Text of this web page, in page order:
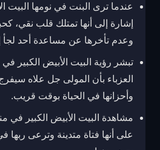
عندما ترى البنت في نومها البيت
إشارة إلى أنها تمتلك قلب نقي،
وعدم تأخرها عن مساعدة أحد لجأ
تبشر رؤية البيت الأبيض الكبير في
العزباء بأن المولى جل علاه
وأحزانها في الحياة بوقت قريب.
مشاهدة البيت الأبيض الكبير في
على أنها فتاة متدينة وترعى